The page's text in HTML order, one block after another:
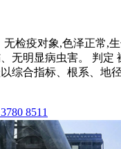
无检疫对象,色泽正常,
无明显病虫害。 判定
综合指标、根系、地
8511